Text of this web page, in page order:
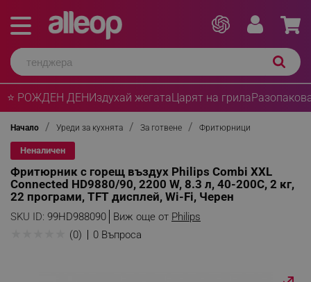
⭐ РОЖДЕН ДЕНИздухай жегатаЦарят на грила
Начало Уреди за кухнята За готвене Фритюрници
Неналичен
Фритюрник с горещ въздух Philips Combi XXL
Connected HD9880/90, 2200 W, 8.3 л, 40-200C, 2 кг,
22 програми, TFT дисплей, Wi-Fi, Черен
SKU ID: 99HD988090 Виж още от Philips
(0) 0 Въпроса